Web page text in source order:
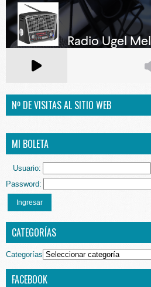
Nº DE VISITAS AL SITIO WEB
MI BOLETA
Usuario:
Password:
Ingresar
CATEGORÍAS
Categorías
FACEBOOK